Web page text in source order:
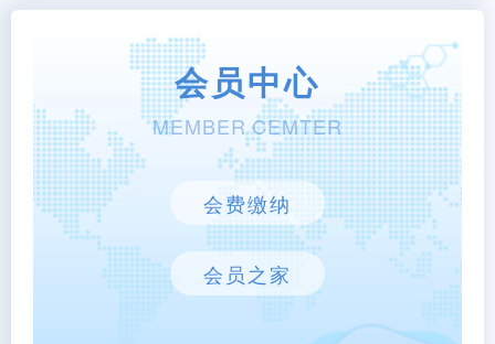
会员中心
MEMBER CEMTER
会费缴纳
会员之家